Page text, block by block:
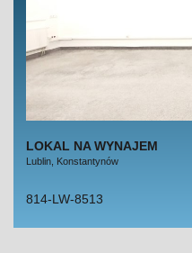
LOKAL NA WYNAJEM
Lublin, Konstantynów
814-LW-8513